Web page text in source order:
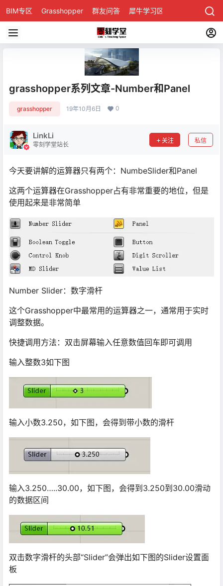
BIM专区 Grasshopper 群友问答 犀牛学习区
grasshopper系列文章-Number和Panel
grasshopper 19年10月6日 0
LinkLi
零刻学堂站长
关注 私信
今天要讲解的运算器只有两个：NumbeSlider和Panel
这两个运算器在Grasshopper占有非常重要的地位，但是
使用起来是非常简单
Number Slider：数字滑杆
这个Grasshopper中最常用的运算器之一，通常用于实时
调整数据。
快捷调用方法：双击屏幕输入任意数值回车即可调用
输入整数3如下图
输入小数3.250，如下图，会得到带小数的滑杆
输入3.250…..30.00，如下图，会得到3.250到30.00滑动
的数据区间
双击数字滑杆的头部“Slider”会弹出如下图的Slider设置面
板